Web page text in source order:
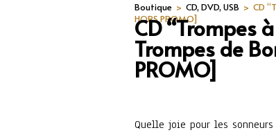
Boutique > CD, DVD, USB > CD
HORS PROMO]
CD “Trompes
Trompes de
PROMO]
Quelle joie pour les